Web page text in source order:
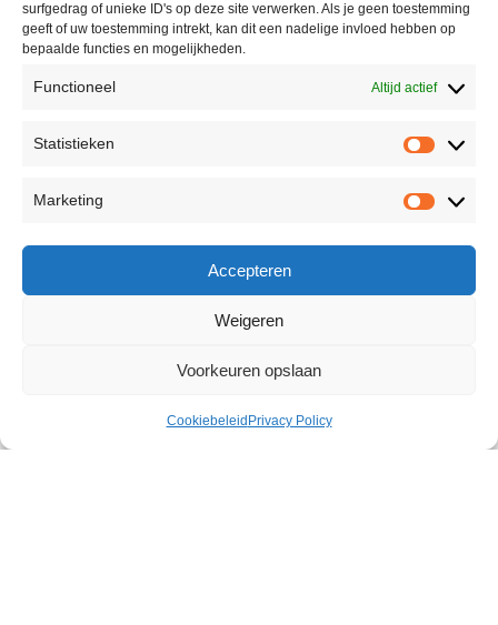
surfgedrag of unieke ID's op deze site verwerken. Als je geen toestemming
geeft of uw toestemming intrekt, kan dit een nadelige invloed hebben op
bepaalde functies en mogelijkheden.
Functioneel Altijd actief
Statistieken
Marketing
Accepteren
Weigeren
Voorkeuren opslaan
Cookiebeleid Privacy Policy